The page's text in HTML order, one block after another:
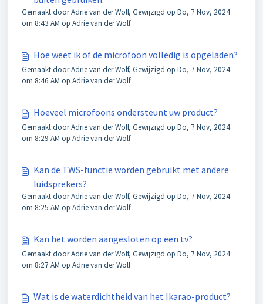
Gemaakt door Adrie van der Wolf, Gewijzigd op Do, 7 Nov, 2024
om 8:43 AM op Adrie van der Wolf
Hoe weet ik of de microfoon volledig is opgeladen?
Gemaakt door Adrie van der Wolf, Gewijzigd op Do, 7 Nov, 2024
om 8:46 AM op Adrie van der Wolf
Hoeveel microfoons ondersteunt uw product?
Gemaakt door Adrie van der Wolf, Gewijzigd op Do, 7 Nov, 2024
om 8:29 AM op Adrie van der Wolf
Kan de TWS-functie worden gebruikt met andere
luidsprekers?
Gemaakt door Adrie van der Wolf, Gewijzigd op Do, 7 Nov, 2024
om 8:25 AM op Adrie van der Wolf
Kan het worden aangesloten op een tv?
Gemaakt door Adrie van der Wolf, Gewijzigd op Do, 7 Nov, 2024
om 8:27 AM op Adrie van der Wolf
Wat is de waterdichtheid van het Ikarao-product?